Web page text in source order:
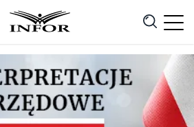
Anuluj